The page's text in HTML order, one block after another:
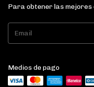
Para obtener las
Medios de pago